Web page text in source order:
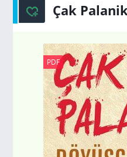
Çak
PDF